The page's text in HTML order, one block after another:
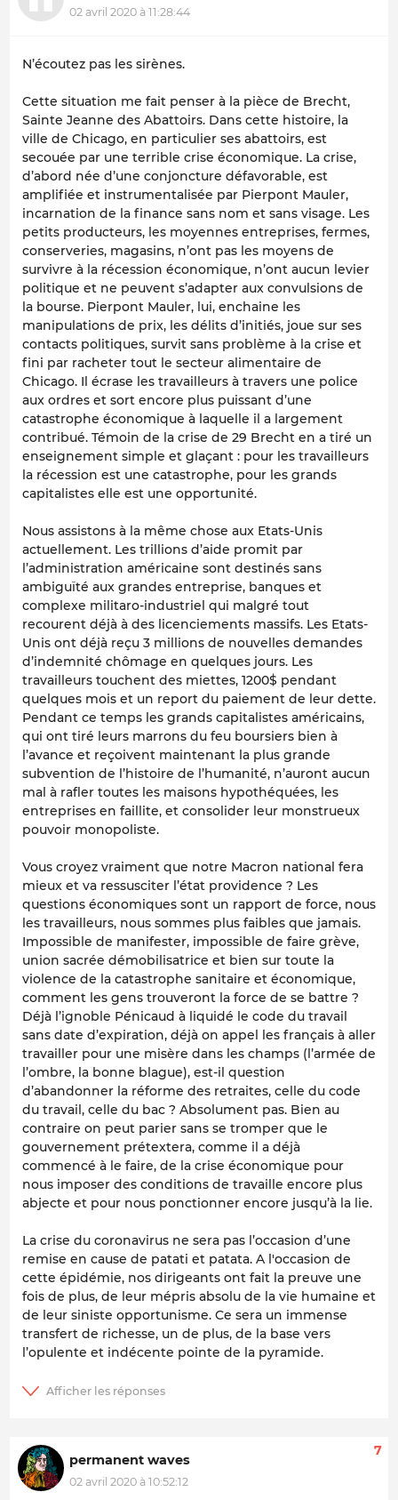
02 avril 2020 à 11:28:44
N’écoutez pas les sirènes.
Cette situation me fait penser à la pièce de Brecht,
Sainte Jeanne des Abattoirs. Dans cette histoire, la
ville de Chicago, en particulier ses abattoirs, est
secouée par une terrible crise économique. La crise,
d’abord née d’une conjoncture défavorable, est
amplifiée et instrumentalisée par Pierpont Mauler,
incarnation de la finance sans nom et sans visage. Les
petits producteurs, les moyennes entreprises, fermes,
conserveries, magasins, n’ont pas les moyens de
survivre à la récession économique, n’ont aucun levier
politique et ne peuvent s’adapter aux convulsions de
la bourse. Pierpont Mauler, lui, enchaine les
manipulations de prix, les délits d’initiés, joue sur ses
contacts politiques, survit sans problème à la crise et
fini par racheter tout le secteur alimentaire de
Chicago. Il écrase les travailleurs à travers une police
aux ordres et sort encore plus puissant d’une
catastrophe économique à laquelle il a largement
contribué. Témoin de la crise de 29 Brecht en a tiré un
enseignement simple et glaçant : pour les travailleurs
la récession est une catastrophe, pour les grands
capitalistes elle est une opportunité.
Nous assistons à la même chose aux Etats-Unis
actuellement. Les trillions d’aide promit par
l’administration américaine sont destinés sans
ambiguïté aux grandes entreprise, banques et
complexe militaro-industriel qui malgré tout
recourent déjà à des licenciements massifs. Les Etats-
Unis ont déjà reçu 3 millions de nouvelles demandes
d’indemnité chômage en quelques jours. Les
travailleurs touchent des miettes, 1200$ pendant
quelques mois et un report du paiement de leur dette.
Pendant ce temps les grands capitalistes américains,
qui ont tiré leurs marrons du feu boursiers bien à
l’avance et reçoivent maintenant la plus grande
subvention de l’histoire de l’humanité, n’auront aucun
mal à rafler toutes les maisons hypothéquées, les
entreprises en faillite, et consolider leur monstrueux
pouvoir monopoliste.
Vous croyez vraiment que notre Macron national fera
mieux et va ressusciter l’état providence ? Les
questions économiques sont un rapport de force, nous
les travailleurs, nous sommes plus faibles que jamais.
Impossible de manifester, impossible de faire grève,
union sacrée démobilisatrice et bien sur toute la
violence de la catastrophe sanitaire et économique,
comment les gens trouveront la force de se battre ?
Déjà l’ignoble Pénicaud à liquidé le code du travail
sans date d’expiration, déjà on appel les français à aller
travailler pour une misère dans les champs (l’armée de
l’ombre, la bonne blague), est-il question
d’abandonner la réforme des retraites, celle du code
du travail, celle du bac ? Absolument pas. Bien au
contraire on peut parier sans se tromper que le
gouvernement prétextera, comme il a déjà
commencé à le faire, de la crise économique pour
nous imposer des conditions de travaille encore plus
abjecte et pour nous ponctionner encore jusqu’à la lie.
La crise du coronavirus ne sera pas l’occasion d’une
remise en cause de patati et patata. A l'occasion de
cette épidémie, nos dirigeants ont fait la preuve une
fois de plus, de leur mépris absolu de la vie humaine et
de leur siniste opportunisme. Ce sera un immense
transfert de richesse, un de plus, de la base vers
l’opulente et indécente pointe de la pyramide.
permanent waves
02 avril 2020 à 10:52:12
7